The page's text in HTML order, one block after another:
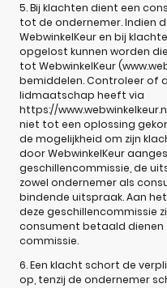
5. Bij klachten dient een
tot de ondernemer. Indien
WebwinkelKeur en bij
opgelost kunnen worden
tot WebwinkelKeur
bemiddelen. Controleer of
lidmaatschap heeft via
https://
niet tot een oplossing
de mogelijkheid om zijn
door WebwinkelKeur
geschillencommissie, de
zowel ondernemer als
bindende uitspraak. Aan
deze geschillencommissie
consument betaald
commissie.
6. Een klacht schort de
op, tenzij de ondernemer